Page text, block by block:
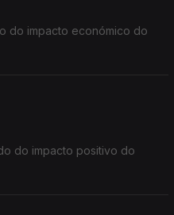
do impacto económico do
do impacto positivo do